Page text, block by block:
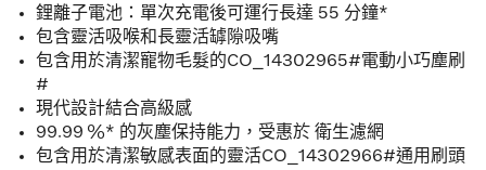
鋰離子電池：單次充電後可運行長達 55 分鐘*
包含靈活吸喉和長靈活罅隙吸嘴
包含用於清潔寵物毛髮的CO_14302965#電動小巧塵刷
#
現代設計結合高級感
99.99 %* 的灰塵保持能力，受惠於 衛生濾網
包含用於清潔敏感表面的靈活CO_14302966#通用刷頭